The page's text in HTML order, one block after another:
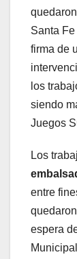
Santa
firma de
los
siendo
Juegos
Los
entre
espera